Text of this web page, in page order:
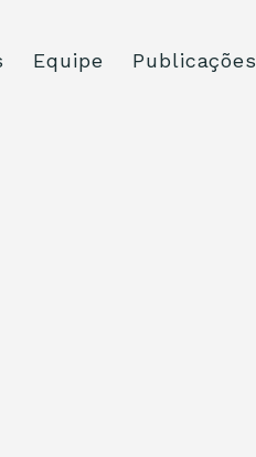
Equipe Publicações